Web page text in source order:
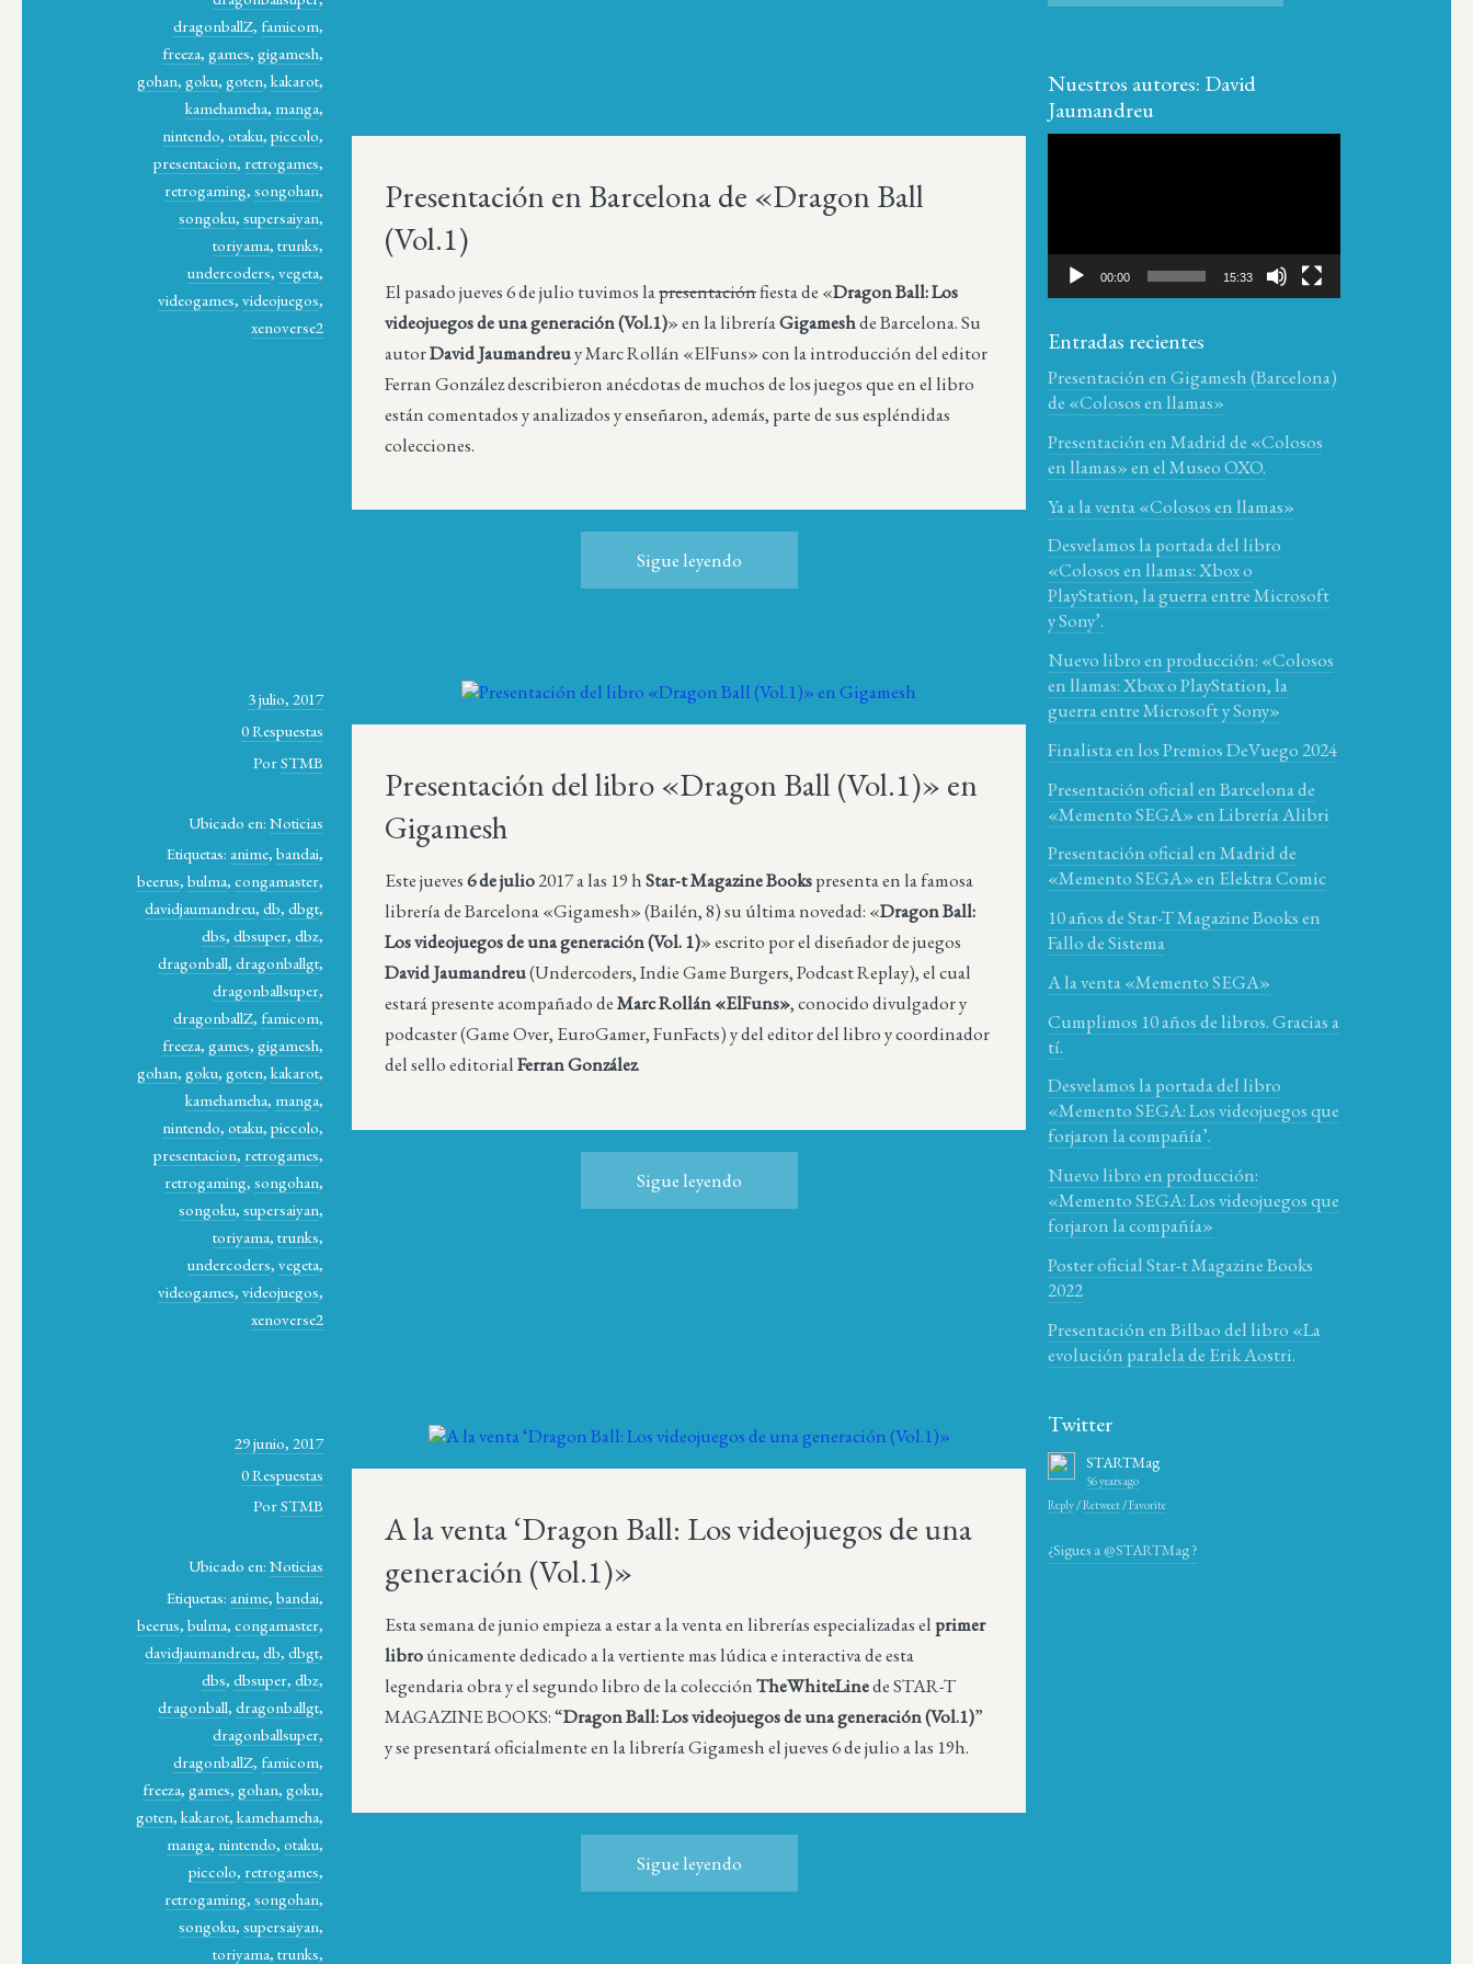
dragonballZ, famicom,
freeza,games,gigamesh,
gohan,goku,goten,kakarot,
kamehameha, manga,
nintendo,otaku,piccolo,
presentacion, retrogames,
retrogaming,songohan,
songoku,supersaiyan,
toriyama,trunks,
undercoders,vegeta,
videogames,videojuegos,
xenoverse2
Presentación en Barcelona de «Dragon Ball
(Vol.1)
El pasado jueves 6 de julio tuvimos lapresentaciónfiesta de «Dragon Ball: Los
videojuegos de una generación (Vol.1)» en la libreríaGigameshde Barcelona. Su
autorDavid Jaumandreuy Marc Rollán «ElFuns» con la introducción del editor
Ferran González describieron anécdotas de muchos de los juegos que en el libro
están comentados y analizados y enseñaron, además, parte de sus espléndidas
colecciones.
Sigue leyendo
3 julio, 2017
0 Respuestas
PorSTMB
Ubicado en:Noticias
Etiquetas: anime,bandai,
beerus,bulma,congamaster,
davidjaumandreu,db,dbgt,
dbs,dbsuper,dbz,
dragonball,dragonballgt,
dragonballsuper,
dragonballZ, famicom,
freeza,games,gigamesh,
gohan,goku,goten,kakarot,
kamehameha, manga,
nintendo,otaku,piccolo,
presentacion, retrogames,
retrogaming,songohan,
songoku,supersaiyan,
toriyama,trunks,
undercoders,vegeta,
videogames,videojuegos,
xenoverse2
Presentación del libro «Dragon Ball (Vol.1)» en
Gigamesh
Este jueves6 de julio2017 a las 19 hStar-t Magazine Bookspresenta en la famosa
librería de Barcelona «Gigamesh» (Bailén, 8) su última novedad: «Dragon Ball:
Los videojuegos de una generación (Vol. 1)» escrito por el diseñador de juegos
David Jaumandreu(Undercoders, Indie Game Burgers, Podcast Replay), el cual
estará presente acompañado deMarc Rollán «ElFuns», conocido divulgador y
podcaster (Game Over, EuroGamer, FunFacts) y del editor del libro y coordinador
del sello editorialFerran González.
Sigue leyendo
29 junio, 2017
0 Respuestas
PorSTMB
Ubicado en:Noticias
Etiquetas: anime,bandai,
beerus,bulma,congamaster,
davidjaumandreu,db,dbgt,
dbs,dbsuper,dbz,
dragonball,dragonballgt,
dragonballsuper,
dragonballZ, famicom,
freeza,games,gohan,goku,
goten,kakarot,kamehameha,
manga, nintendo,otaku,
piccolo, retrogames,
retrogaming,songohan,
songoku,supersaiyan,
toriyama,trunks,
A la venta ‘Dragon Ball: Los videojuegos de una
generación (Vol.1)»
Esta semana de junio empieza a estar a la venta en librerías especializadas el primer
libroúnicamente dedicado a la vertiente mas lúdica e interactiva de esta
legendaria obra y el segundo libro de la colecciónTheWhiteLinede STAR-T
MAGAZINE BOOKS: “Dragon Ball: Los videojuegos de una generación (Vol.1)”
y se presentará oficialmente en la librería Gigamesh el jueves 6 de julio a las 19h.
Sigue leyendo
Nuestros autores: David
Jaumandreu
00:00 15:33
Entradas recientes
Presentación en Gigamesh (Barcelona)
de «Colosos en llamas»
Presentación en Madrid de «Colosos
en llamas» en el Museo OXO.
Ya a la venta «Colosos en llamas»
Desvelamos la portada del libro
«Colosos en llamas: Xbox o
PlayStation, la guerra entre Microsoft
y Sony’.
Nuevo libro en producción: «Colosos
en llamas: Xbox o PlayStation, la
guerra entre Microsoft y Sony»
Finalista en los Premios DeVuego 2024
Presentación oficial en Barcelona de
«Memento SEGA» en Librería Alibri
Presentación oficial en Madrid de
«Memento SEGA» en Elektra Comic
10 años de Star-T Magazine Books en
Fallo de Sistema
A la venta «Memento SEGA»
Cumplimos 10 años de libros. Gracias a
tí.
Desvelamos la portada del libro
«Memento SEGA: Los videojuegos que
forjaron la compañía’.
Nuevo libro en producción:
«Memento SEGA: Los videojuegos que
forjaron la compañía»
Poster oficial Star-t Magazine Books
2022
Presentación en Bilbao del libro «La
evolución paralela de Erik Aostri.
Twitter
STARTMag
56 years ago
Reply/Retweet/Favorite
¿Sigues a @STARTMag ?